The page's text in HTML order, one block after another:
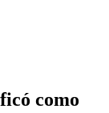
como